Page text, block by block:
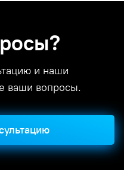
и наши
ваши вопросы.